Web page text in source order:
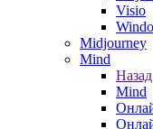
Visio
Midjourney
Mind
Назад
Mind